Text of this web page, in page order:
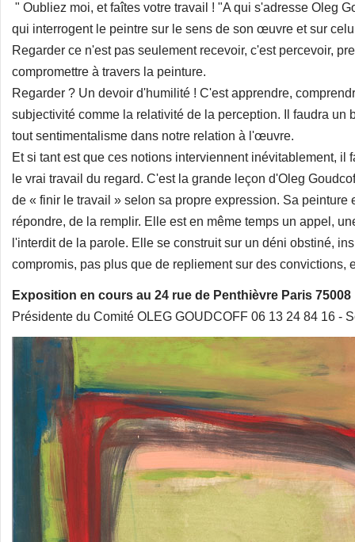
" Oubliez moi, et faîtes votre travail ! "A qui s'adresse Oleg
qui interrogent le peintre sur le sens de son œuvre et sur
Regarder ce n'est pas seulement recevoir, c'est percevoir,
compromettre à travers la peinture.
Regarder ? Un devoir d'humilité ! C'est apprendre,
subjectivité comme la relativité de la perception. Il faudra
tout sentimentalisme dans notre relation à l'œuvre.
Et si tant est que ces notions interviennent inévitablement,
le vrai travail du regard. C'est la grande leçon d'Oleg
de « finir le travail » selon sa propre expression. Sa
répondre, de la remplir. Elle est en même temps un appel,
l'interdit de la parole. Elle se construit sur un déni obstiné,
compromis, pas plus que de repliement sur des convictions,
Exposition en cours au 24 rue de Penthièvre Paris 75008
Présidente du Comité OLEG GOUDCOFF 06 13 24 84 16 -